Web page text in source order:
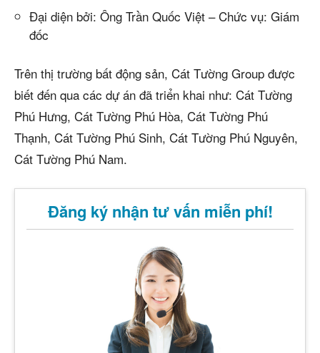
Đại diện bởi: Ông Trần Quốc Việt – Chức vụ: Giám
đốc
Trên thị trường bất động sản, Cát Tường Group được
biết đến qua các dự án đã triển khai như: Cát Tường
Phú Hưng, Cát Tường Phú Hòa, Cát Tường Phú
Thạnh, Cát Tường Phú Sinh, Cát Tường Phú Nguyên,
Cát Tường Phú Nam.
Đăng ký nhận tư vấn miễn phí!